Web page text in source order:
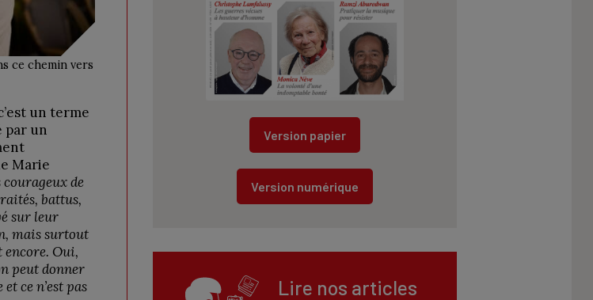
ce chemin vers
un terme
par un
Marie
courageux de
battus,
sur leur
mais surtout
Oui,
peut donner
ce n’est pas
Version papier
Version numérique
Lire nos articles